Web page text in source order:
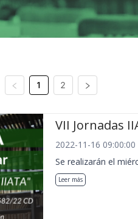
1 2
VII Jornadas
2022-11-16 09:00:00
Se realizarán el
Leer más